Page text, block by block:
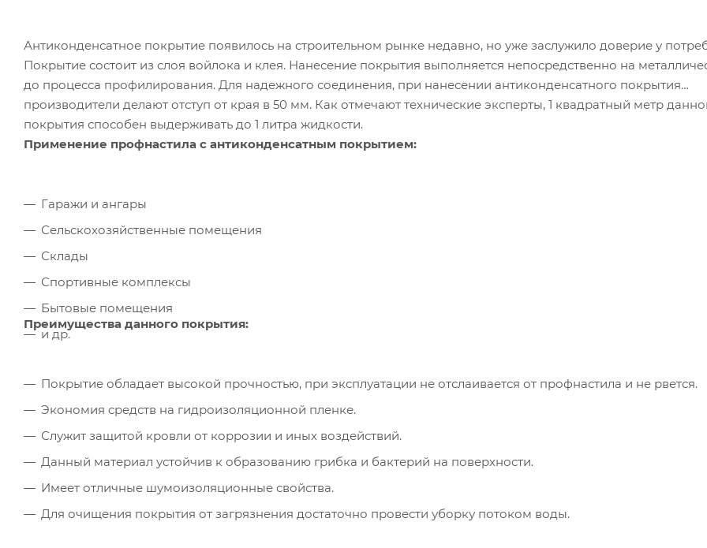
Антиконденсатное покрытие появилось на строительном рынке недавно, но уже заслужило доверие у
Покрытие состоит из слоя войлока и клея. Нанесение покрытия выполняется непосредственно на
до процесса профилирования. Для надежного соединения, при нанесении антиконденсатного покрытия
производители делают отступ от края в 50 мм. Как отмечают технические эксперты, 1 квадратный метр
покрытия способен выдерживать до 1 литра жидкости.
Применение профнастила с антиконденсатным покрытием:
Гаражи и ангары
Сельскохозяйственные помещения
Склады
Спортивные комплексы
Бытовые помещения
и др.
Преимущества данного покрытия:
Покрытие обладает высокой прочностью, при эксплуатации не отслаивается от профнастила и не рвется.
Экономия средств на гидроизоляционной пленке.
Служит защитой кровли от коррозии и иных воздействий.
Данный материал устойчив к образованию грибка и бактерий на поверхности.
Имеет отличные шумоизоляционные свойства.
Для очищения покрытия от загрязнения достаточно провести уборку потоком воды.